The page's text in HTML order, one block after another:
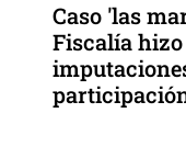
Caso 'las
Fiscalía